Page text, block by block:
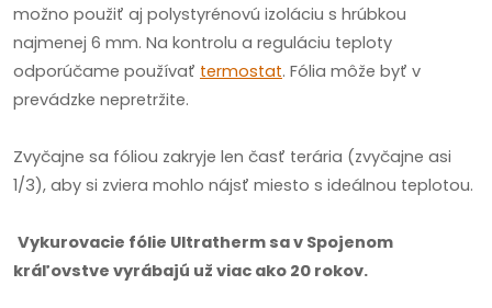
možno použiť aj polystyrénovú izoláciu s hrúbkou
najmenej 6 mm. Na kontrolu a reguláciu teploty
odporúčame používať termostat. Fólia môže byť v
prevádzke nepretržite.
Zvyčajne sa fóliou zakryje len časť terária (zvyčajne asi
1/3), aby si zviera mohlo nájsť miesto s ideálnou teplotou.
Vykurovacie fólie Ultratherm sa v Spojenom
kráľovstve vyrábajú už viac ako 20 rokov.